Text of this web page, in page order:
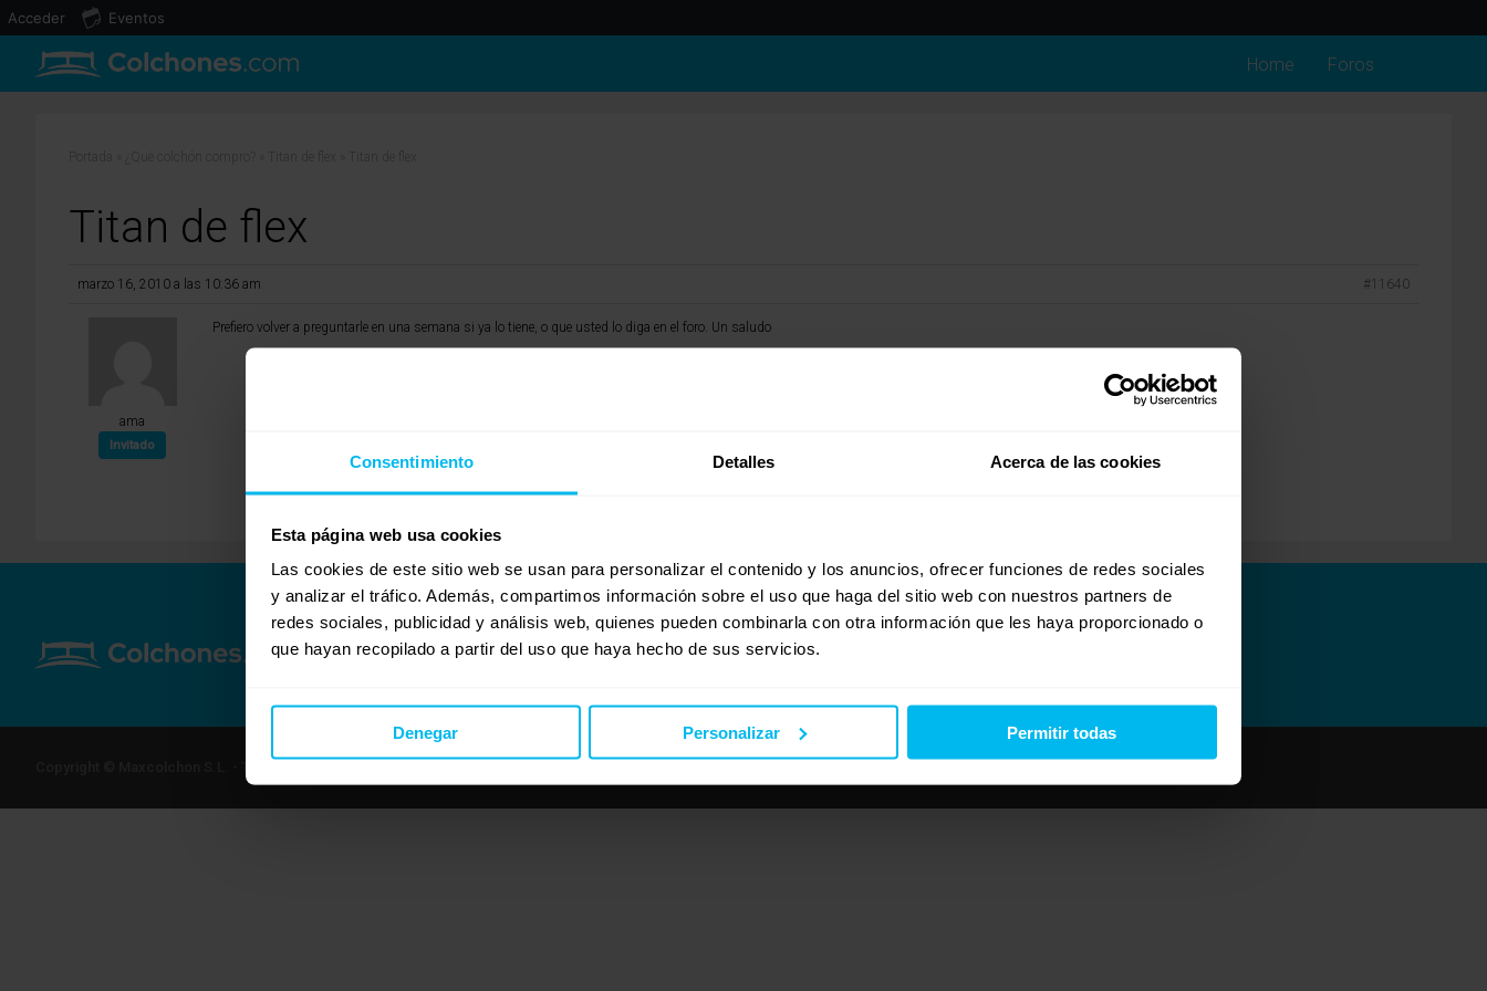
Consentimiento Detalles Acerca de las cookies
Esta página web usa cookies
Las cookies de este sitio web se usan para personalizar el contenido y los anuncios, ofrecer funciones de redes sociales
y analizar el tráfico. Además, compartimos información sobre el uso que haga del sitio web con nuestros partners de
redes sociales, publicidad y análisis web, quienes pueden combinarla con otra información que les haya proporcionado o
que hayan recopilado a partir del uso que haya hecho de sus servicios.
Denegar Personalizar Permitir todas
Home Foros
Titan de flex
marzo 16, 2010 a las 10:36 am #11640
ama
Invitado
Prefiero volver a preguntarle en una semana si ya lo tiene, o que usted lo diga en el foro. Un saludo
Acceder Eventos